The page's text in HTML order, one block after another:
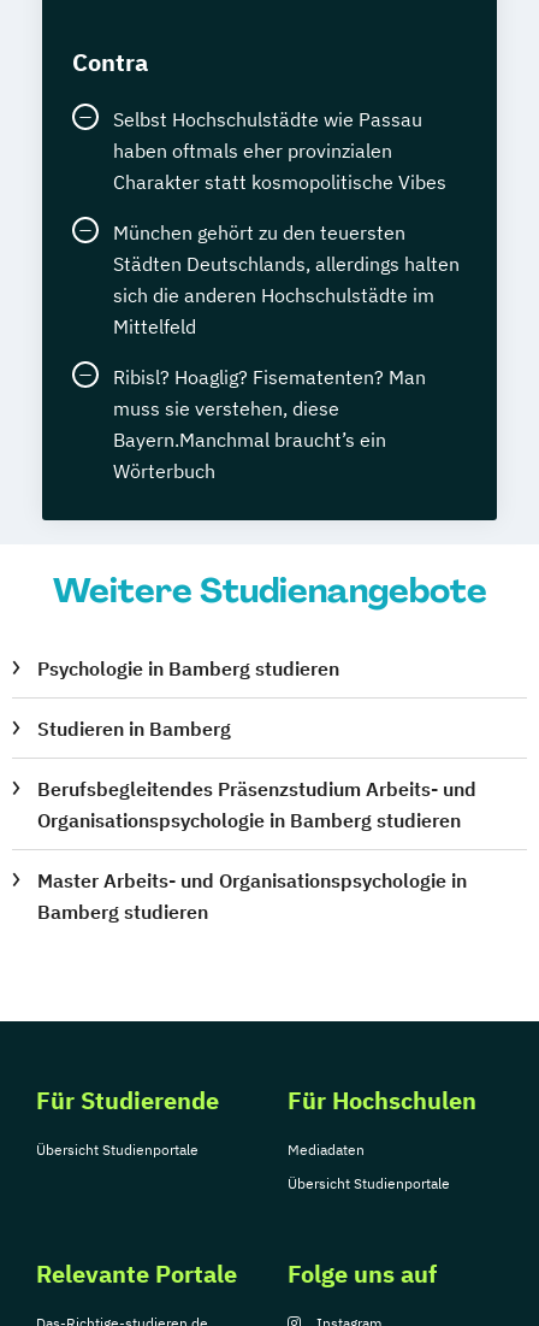
Contra
Selbst Hochschulstädte wie Passau
haben oftmals eher provinzialen
Charakter statt kosmopolitische Vibes
München gehört zu den teuersten
Städten Deutschlands, allerdings halten
sich die anderen Hochschulstädte im
Mittelfeld
Ribisl? Hoaglig? Fisematenten? Man
muss sie verstehen, diese
Bayern.Manchmal braucht’s ein
Wörterbuch
Weitere Studienangebote
Psychologie in Bamberg studieren
Studieren in Bamberg
Berufsbegleitendes Präsenzstudium Arbeits- und
Organisationspsychologie in Bamberg studieren
Master Arbeits- und Organisationspsychologie in
Bamberg studieren
Für Studierende
Übersicht Studienportale
Für Hochschulen
Mediadaten
Übersicht Studienportale
Relevante Portale Folge uns auf